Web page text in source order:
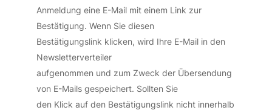
Anmeldung eine E-Mail mit einem Link zur
Bestätigung. Wenn Sie diesen
Bestätigungslink klicken, wird Ihre E-Mail in den
Newsletterverteiler
aufgenommen und zum Zweck der Übersendung
von E-Mails gespeichert. Sollten Sie
den Klick auf den Bestätigungslink nicht innerhalb